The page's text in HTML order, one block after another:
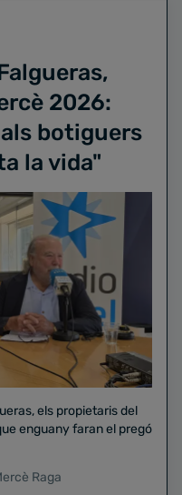
2026:
botiguers
la vida"
els propietaris del
Raga